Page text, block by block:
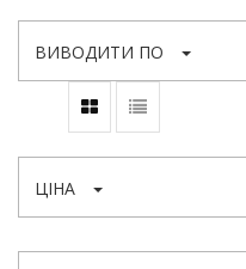
ВИВОДИТИ ПО
ЦІНА